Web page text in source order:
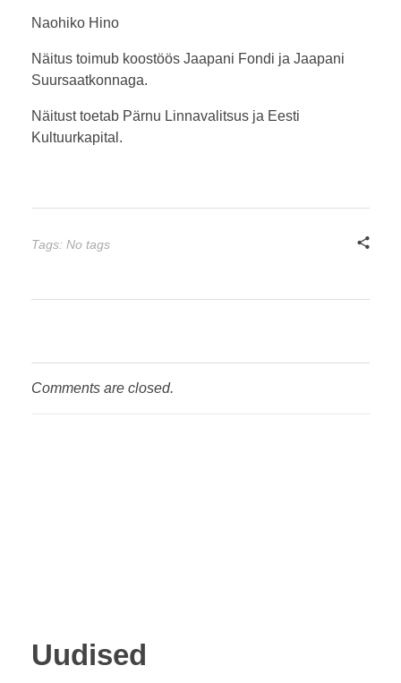
Naohiko Hino
Näitus toimub koostöös Jaapani Fondi ja Jaapani
Suursaatkonnaga.
Näitust toetab Pärnu Linnavalitsus ja Eesti
Kultuurkapital.
Tags: No tags
Comments are closed.
Uudised